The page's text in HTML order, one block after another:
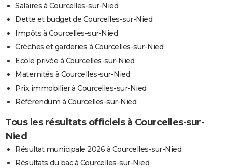
Salaires à Courcelles-sur-Nied
Dette et budget de Courcelles-sur-Nied
Impôts à Courcelles-sur-Nied
Crèches et garderies à Courcelles-sur-Nied
Ecole privée à Courcelles-sur-Nied
Maternités à Courcelles-sur-Nied
Prix immobilier à Courcelles-sur-Nied
Référendum à Courcelles-sur-Nied
Tous les résultats officiels à Courcelles-sur-
Nied
Résultat municipale 2026 à Courcelles-sur-Nied
Résultats du bac à Courcelles-sur-Nied